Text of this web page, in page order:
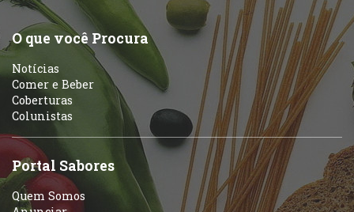
Pizzarias
Portuguesa
Self-service
Sobremesas e sorvetes
Sobremesas e sorvetes
Variados
O que você Procura
Notícias
Comer e Beber
Coberturas
Colunistas
Portal Sabores
Quem Somos